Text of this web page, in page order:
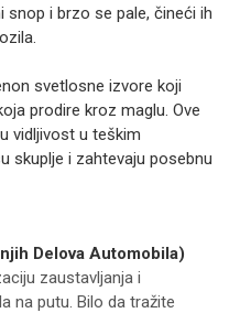
snop i brzo se pale, čineći ih
svetlosne izvore koji
prodire kroz maglu. Ove
vidljivost u teškim
skuplje i zahtevaju posebnu
Delova Automobila)
zaustavljanja i
na putu. Bilo da tražite